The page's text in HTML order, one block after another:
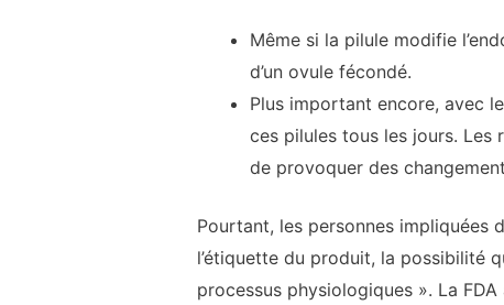
Même si la pilule modifie
d’un ovule fécondé.
Plus important encore, avec
ces pilules tous les jours. Les
de provoquer des
Pourtant, les personnes impliquées
l’étiquette du produit, la possibilité
processus physiologiques ». La